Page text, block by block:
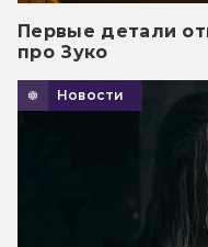
Первые детали
про Зуко
Новости